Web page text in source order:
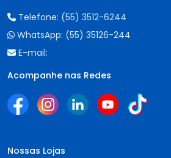
Telefone: (55) 3512-6244
WhatsApp: (55) 35126-244
E-mail:
Acompanhe nas Redes
Nossas Lojas